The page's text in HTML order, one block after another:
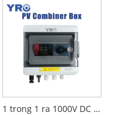
1 trong 1 ra 1000V DC với công tắc ngắt kết nối